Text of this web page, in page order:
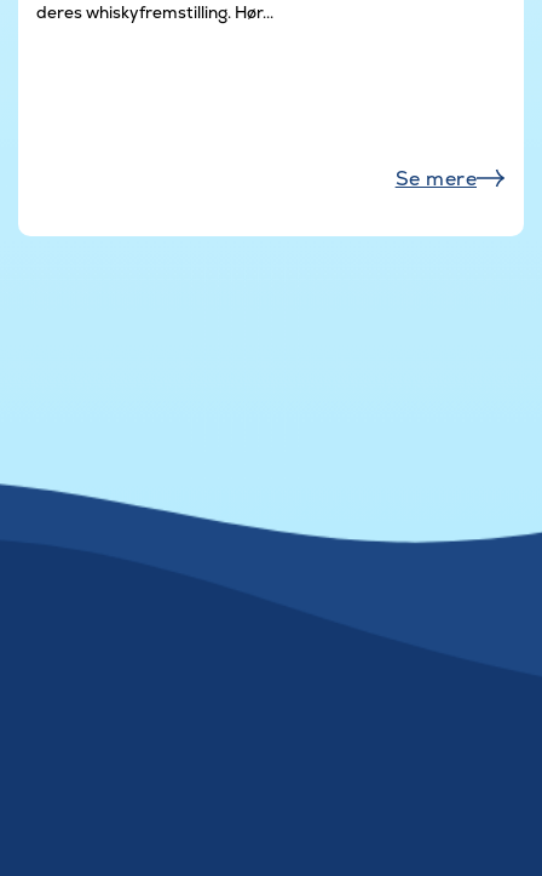
deres whiskyfremstilling. Hør...
Se mere